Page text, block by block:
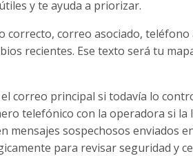
y te ayuda a priorizar.
correcto, correo asociado,
recientes. Ese texto será tu
correo principal si todavía lo
telefónico con la operadora si la
sospechosos enviados
para revisar seguridad y